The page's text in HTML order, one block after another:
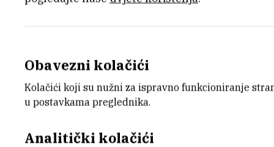
Margareta.Sigmund@irb.hr
Zavod
Obavezni kolačići
Kolačići koji su nužni za ispravno funkcioniranje
u postavkama preglednika.
Analitički kolačići